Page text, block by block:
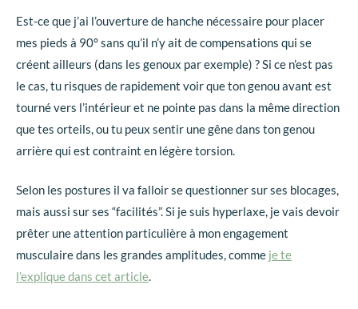
Est-ce que j’ai l’ouverture de hanche nécessaire pour placer
mes pieds à 90° sans qu’il n’y ait de compensations qui se
créent ailleurs (dans les genoux par exemple) ? Si ce n’est pas
le cas, tu risques de rapidement voir que ton genou avant est
tourné vers l’intérieur et ne pointe pas dans la même direction
que tes orteils, ou tu peux sentir une gêne dans ton genou
arrière qui est contraint en légère torsion.
Selon les postures il va falloir se questionner sur ses blocages,
mais aussi sur ses “facilités”. Si je suis hyperlaxe, je vais devoir
prêter une attention particulière à mon engagement
musculaire dans les grandes amplitudes, comme je te
l’explique dans cet article.